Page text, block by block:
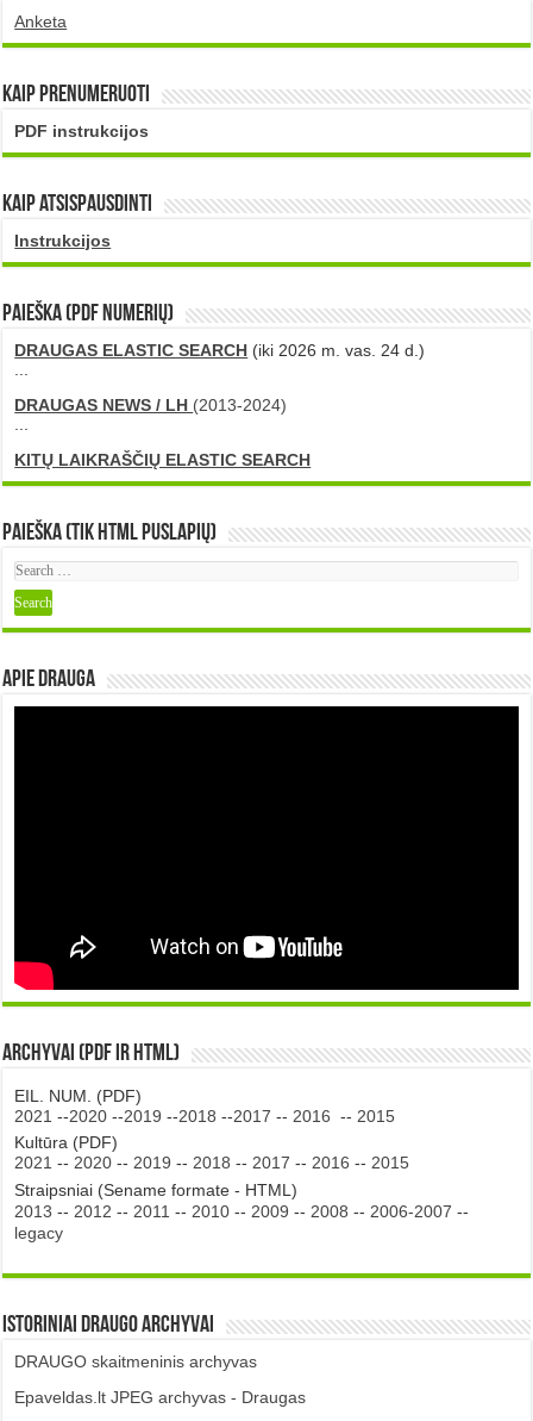
Anketa
Kaip prenumeruoti
PDF instrukcijos
Kaip atsispausdinti
Instrukcijos
PAIEŠKA (PDF numerių)
DRAUGAS ELASTIC SEARCH (iki 2026 m. vas. 24 d.)
DRAUGAS NEWS / LH (2013-2024)
KITŲ LAIKRAŠČIŲ ELASTIC SEARCH
Paieška (tik HTML puslapių)
Apie DRAUGA
Archyvai (PDF ir HTML)
EIL. NUM. (PDF)
2021 --2020 --2019 --2018 --2017 -- 2016 -- 2015
Kultūra (PDF)
2021 -- 2020 -- 2019 -- 2018 -- 2017 -- 2016 -- 2015
Straipsniai (Sename formate - HTML)
2013 -- 2012 -- 2011 -- 2010 -- 2009 -- 2008 -- 2006-2007 --
legacy
Istoriniai DRAUGO Archyvai
DRAUGO skaitmeninis archyvas
Epaveldas.lt JPEG archyvas - Draugas